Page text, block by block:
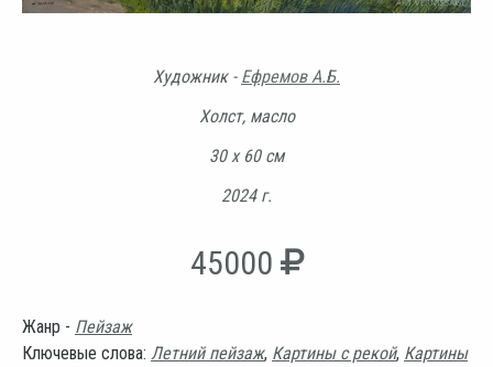
Художник - Ефремов А.Б.
Холст, масло
30 х 60 см
2024 г.
45000
Жанр - Пейзаж
Ключевые слова: Летний пейзаж, Картины с рекой, Картины